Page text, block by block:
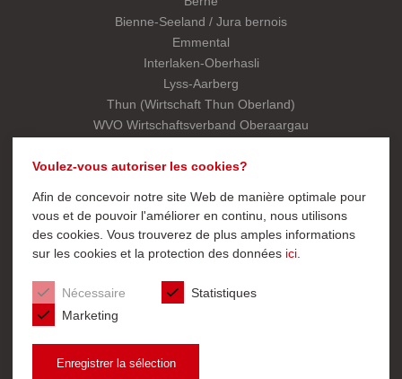
Voulez-vous autoriser les cookies?
Afin de concevoir notre site Web de manière optimale pour
vous et de pouvoir l'améliorer en continu, nous utilisons
des cookies. Vous trouverez de plus amples informations
sur les cookies et la protection des données ici.
Nécessaire
Statistiques
Marketing
Enregistrer la sélection
Bienne-Seeland / Jura bernois
Emmental
Interlaken-Oberhasli
Lyss-Aarberg
Thun (Wirtschaft Thun Oberland)
WVO Wirtschaftsverband Oberaargau
Service Export
Devenir membre
Page d’acceuil UCI cantonal